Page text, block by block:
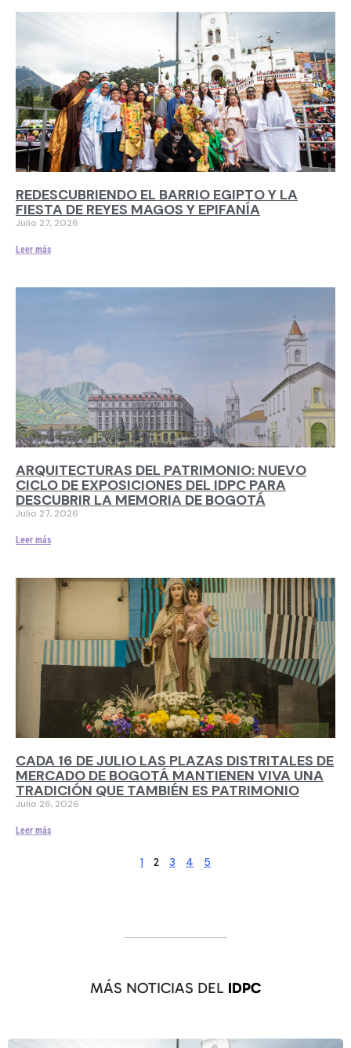
REDESCUBRIENDO EL BARRIO EGIPTO Y LA
FIESTA DE REYES MAGOS Y EPIFANÍA
Julio 27, 2026
Leer más
ARQUITECTURAS DEL PATRIMONIO: NUEVO
CICLO DE EXPOSICIONES DEL IDPC PARA
DESCUBRIR LA MEMORIA DE BOGOTÁ
Julio 27, 2026
Leer más
CADA 16 DE JULIO LAS PLAZAS DISTRITALES DE
MERCADO DE BOGOTÁ MANTIENEN VIVA UNA
TRADICIÓN QUE TAMBIÉN ES PATRIMONIO
Julio 26, 2026
Leer más
1 2 3 4 5
MÁS NOTICIAS DEL IDPC